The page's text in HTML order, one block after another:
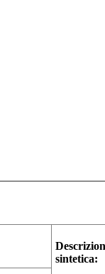
sintetica: